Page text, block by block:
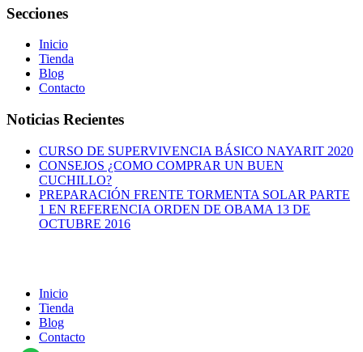
Secciones
Inicio
Tienda
Blog
Contacto
Noticias Recientes
CURSO DE SUPERVIVENCIA BÁSICO NAYARIT 2020
CONSEJOS ¿COMO COMPRAR UN BUEN
CUCHILLO?
PREPARACIÓN FRENTE TORMENTA SOLAR PARTE
1 EN REFERENCIA ORDEN DE OBAMA 13 DE
OCTUBRE 2016
Inicio
Tienda
Blog
Contacto